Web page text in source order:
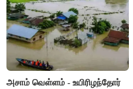
அசாம் வெள்ளம் - உயிரிழந்தோர்